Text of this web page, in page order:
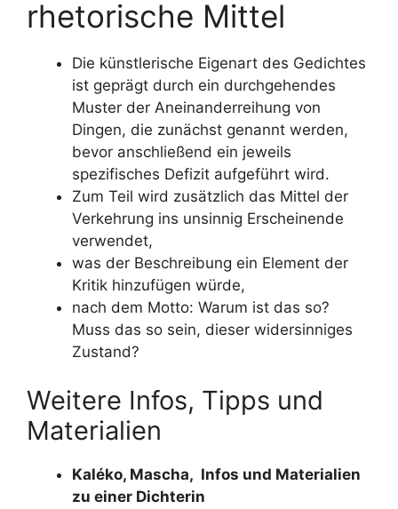
rhetorische Mittel
Die künstlerische Eigenart des Gedichtes
ist geprägt durch ein durchgehendes
Muster der Aneinanderreihung von
Dingen, die zunächst genannt werden,
bevor anschließend ein jeweils
spezifisches Defizit aufgeführt wird.
Zum Teil wird zusätzlich das Mittel der
Verkehrung ins unsinnig Erscheinende
verwendet,
was der Beschreibung ein Element der
Kritik hinzufügen würde,
nach dem Motto: Warum ist das so?
Muss das so sein, dieser widersinniges
Zustand?
Weitere Infos, Tipps und
Materialien
Kaléko, Mascha, Infos und Materialien
zu einer Dichterin